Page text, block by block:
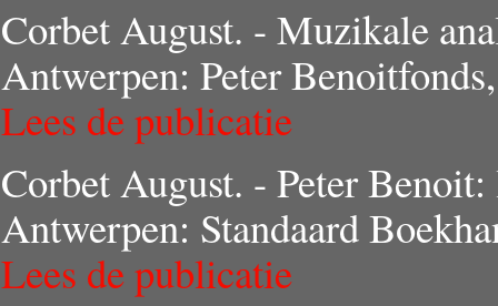
Corbet August. - Muzikale
Antwerpen: Peter
Lees de publicatie
Corbet August. - Peter
Antwerpen: Standaard
Lees de publicatie